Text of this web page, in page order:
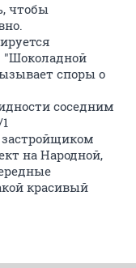
чтобы
"Шоколадной
споры о
соседним
на Народной,
красивый